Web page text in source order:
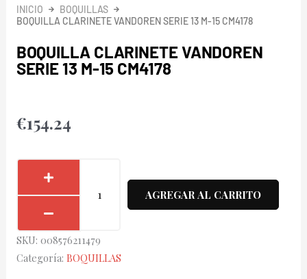
INICIO
BOQUILLAS
BOQUILLA CLARINETE VANDOREN SERIE 13 M-15 CM4178
BOQUILLA CLARINETE VANDOREN
SERIE 13 M-15 CM4178
€154.24
Vandoren
13
M-
AGREGAR AL CARRITO
SKU: 008576211479
Categoría: BOQUILLAS